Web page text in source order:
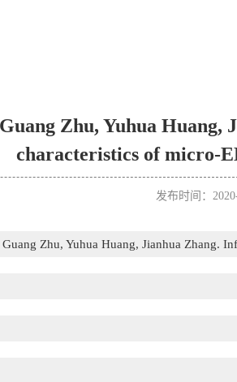
Zhu, Yuhua Huang,
characteristics of micro-
发布时间：
Zhu, Yuhua Huang, Jianhua Zhang.